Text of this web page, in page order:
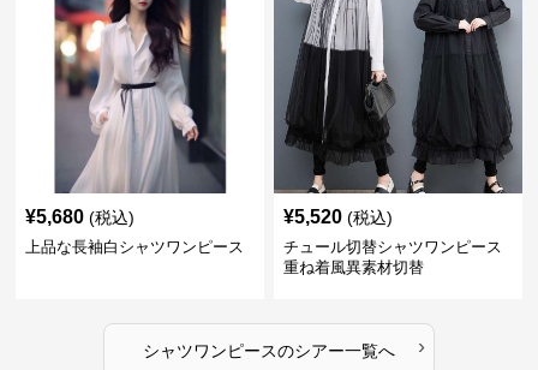
¥5,680 (税込)
上品な長袖白シャツワンピース
¥5,520 (税込)
チュール切替シャツワンピース
重ね着風異素材切替
シャツワンピースのシアー一覧へ ›